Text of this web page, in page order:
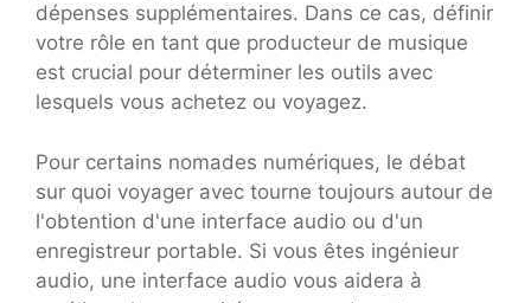
dépenses supplémentaires. Dans ce cas, définir
votre rôle en tant que producteur de musique
est crucial pour déterminer les outils avec
lesquels vous achetez ou voyagez.
Pour certains nomades numériques, le débat
sur quoi voyager avec tourne toujours autour de
l'obtention d'une interface audio ou d'un
enregistreur portable. Si vous êtes ingénieur
audio, une interface audio vous aidera à